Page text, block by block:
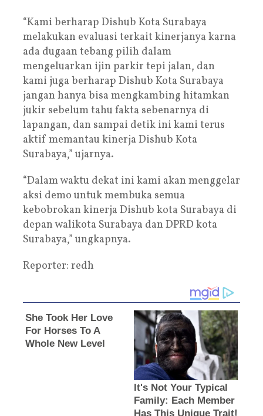
“Kami berharap Dishub Kota Surabaya
melakukan evaluasi terkait kinerjanya karna
ada dugaan tebang pilih dalam
mengeluarkan ijin parkir tepi jalan, dan
kami juga berharap Dishub Kota Surabaya
jangan hanya bisa mengkambing hitamkan
jukir sebelum tahu fakta sebenarnya di
lapangan, dan sampai detik ini kami terus
aktif memantau kinerja Dishub Kota
Surabaya,” ujarnya.
“Dalam waktu dekat ini kami akan menggelar
aksi demo untuk membuka semua
kebobrokan kinerja Dishub kota Surabaya di
depan walikota Surabaya dan DPRD kota
Surabaya,” ungkapnya.
Reporter: redh